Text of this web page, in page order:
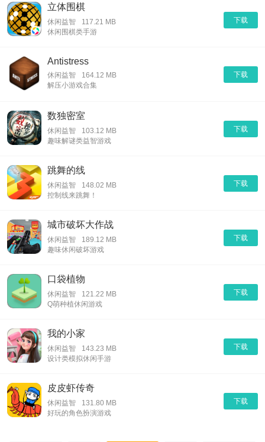
下载
立体围棋
休闲益智
117.21 MB
休闲围棋类手游
下载
Antistress
休闲益智
164.12 MB
解压小游戏合集
下载
数独密室
休闲益智
103.12 MB
趣味解谜类益智游戏
下载
跳舞的线
休闲益智
148.02 MB
控制线来跳舞！
下载
城市破坏大作战
休闲益智
189.12 MB
趣味休闲破坏游戏
下载
口袋植物
休闲益智
121.22 MB
Q萌种植休闲游戏
下载
我的小家
休闲益智
143.23 MB
设计类模拟休闲手游
下载
皮皮虾传奇
休闲益智
131.80 MB
好玩的角色扮演游戏